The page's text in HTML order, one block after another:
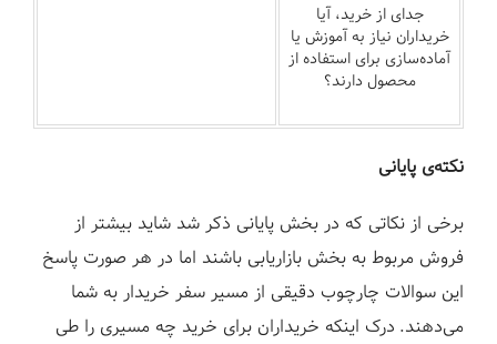
جدای از خرید، آیا
خریداران نیاز به آموزش یا
آماده‌سازی برای استفاده از
محصول دارند؟
نکته‌ی پایانی
برخی از نکاتی که در بخش پایانی ذکر شد شاید بیشتر از
فروش مربوط به بخش بازاریابی باشند اما در هر صورت پاسخ
این سوالات چارچوب دقیقی از مسیر سفر خریدار به شما
می‌دهند. درک اینکه خریداران برای خرید چه مسیری را طی